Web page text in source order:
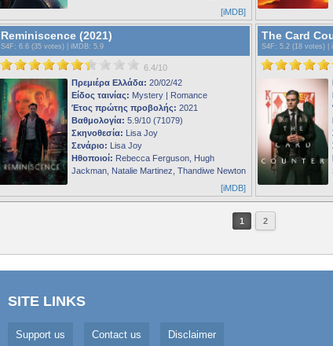
[iMDB]
Reminiscence (2021)
S4F : 6.6 (35 votes) | iMDB: 5.9
6.4/10
Πρεμιέρα Ελλάδα: 20/02/42
Είδος ταινίας: Mystery | Romance
Έτος πρώτης προβολής: 2021
Βαθμολογία: 5.9/10 (71079)
Σκηνοθεσία: Lisa Joy
Σενάριο: Lisa Joy
Ηθοποιοί: Rebecca Ferguson, Hugh
Jackman, Natalie Martinez, Thandiwe Newton
[iMDB]
The Card
S4F : 5.2 (18 votes) |
1 2
SITE LINKS
Support us Contact us Disclaimer